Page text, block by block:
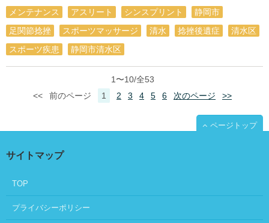
メンテナンス
アスリート シンスプリント
静岡市
足関節捻挫
スポーツマッサージ 清水 捻挫後遺症
清水区
スポーツ疾患
静岡市清水区
1〜10/全53
<<
前のページ 1 2 3 4 5 6 次のページ >>
ページトップ
サイトマップ
TOP
プライバシーポリシー